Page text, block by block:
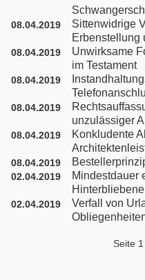
Nebenklage / Opferrecht
Ordnungswidrigkeiten /
Presserecht
Schadensersatzrecht
Scheidungsrecht
Türkisches Handelsrecht
Türkisches Wirtschaftsrecht
08.04.2019
Sittenwidrige
Erbenstellung
08.04.2019
Unwirksame
im Testament
08.04.2019
08.04.2019
unzulässiger
08.04.2019
Konkludente
08.04.2019
02.04.2019
Mindestdauer
02.04.2019
Verfall von
Seite